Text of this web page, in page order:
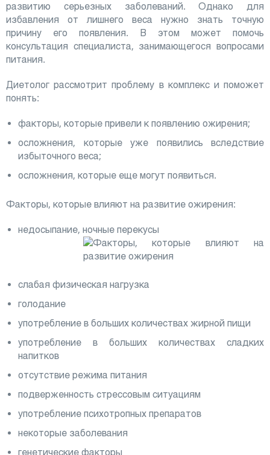
развитию серьезных заболеваний. Однако для
избавления от лишнего веса нужно знать точную
причину его появления. В этом может помочь
консультация специалиста, занимающегося вопросами
питания.
Диетолог рассмотрит проблему в комплекс и поможет
понять:
факторы, которые привели к появлению ожирения;
осложнения, которые уже появились вследствие
избыточного веса;
осложнения, которые еще могут появиться.
Факторы, которые влияют на развитие ожирения:
недосыпание, ночные перекусы
слабая физическая нагрузка
голодание
употребление в больших количествах жирной пищи
употребление в больших количествах сладких
напитков
отсутствие режима питания
подверженность стрессовым ситуациям
употребление психотропных препаратов
некоторые заболевания
генетические факторы